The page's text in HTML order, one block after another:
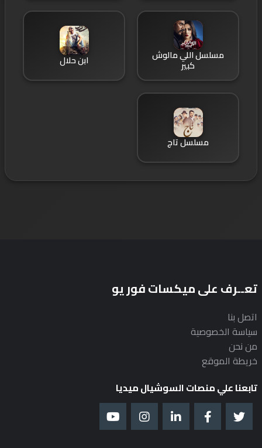
مسلسل اللي مالوش
كبير ابن حلال
مسلسل تاج
تعــرف على ميكسات فور يو
اتصل بنا
سياسة الخصوصية
من نحن
خريطة الموقع
تابعنا علي منصات السوشيال ميديا